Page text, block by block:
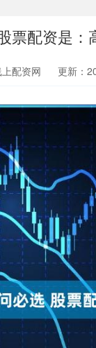
票配资是
配资网 更新：